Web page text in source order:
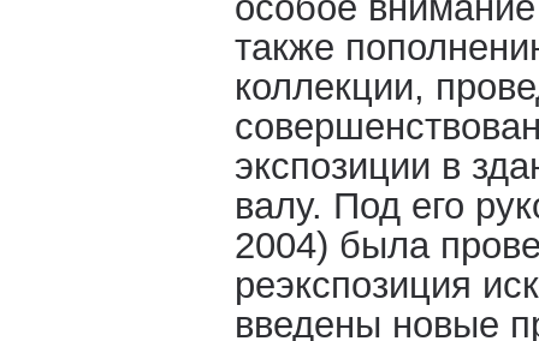
также
коллекции,
экспозиции в
валу. Под его
2004) была
реэкспозиция
введены новые